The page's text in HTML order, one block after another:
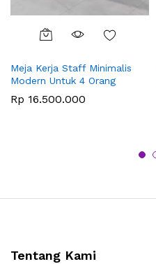
Meja Kerja Staff Minimalis
Modern Untuk 4 Orang
Rp 16.500.000
Tentang Kami